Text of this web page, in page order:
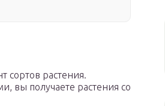
сортов растения.
вы получаете растения со